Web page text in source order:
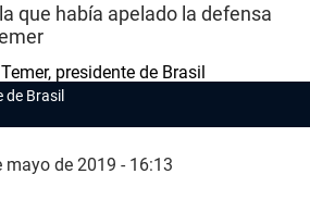
que había apelado la defensa
de Brasil
mayo de 2019 - 16:13